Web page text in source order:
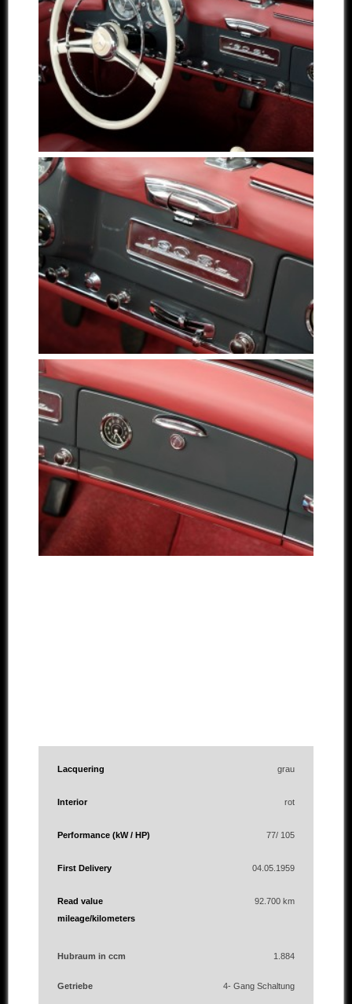
Lacquering grau
Interior rot
Performance (kW / HP) 77/ 105
First Delivery 04.05.1959
Read value
mileage/kilometers
92.700 km
Hubraum in ccm 1.884
Getriebe 4- Gang Schaltung